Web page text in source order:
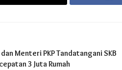
Menteri PKP Tandatangani SKB
3 Juta Rumah